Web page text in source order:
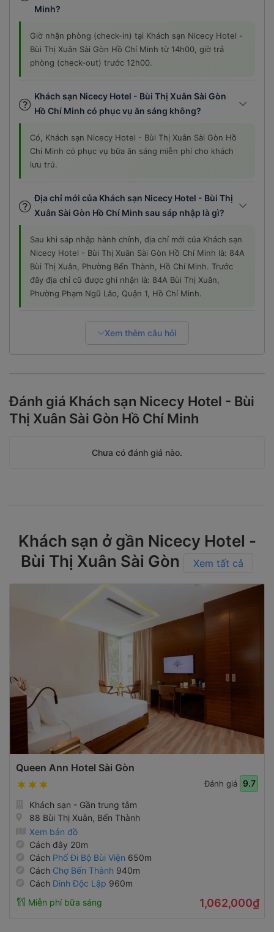
Minh?
Giờ nhận phòng (check-in) tại Khách sạn Nicecy Hotel -
Bùi Thị Xuân Sài Gòn Hồ Chí Minh từ 14h00, giờ trả
phòng (check-out) trước 12h00.
Khách sạn Nicecy Hotel - Bùi Thị Xuân Sài Gòn
Hồ Chí Minh có phục vụ ăn sáng không?
Có, Khách sạn Nicecy Hotel - Bùi Thị Xuân Sài Gòn Hồ
Chí Minh có phục vụ bữa ăn sáng miễn phí cho khách
lưu trú.
Địa chỉ mới của Khách sạn Nicecy Hotel - Bùi Thị
Xuân Sài Gòn Hồ Chí Minh sau sáp nhập là gì?
Sau khi sáp nhập hành chính, địa chỉ mới của Khách sạn
Nicecy Hotel - Bùi Thị Xuân Sài Gòn Hồ Chí Minh là: 84A
Bùi Thị Xuân, Phường Bến Thành, Hồ Chí Minh. Trước
đây địa chỉ cũ được ghi nhận là: 84A Bùi Thị Xuân,
Phường Phạm Ngũ Lão, Quận 1, Hồ Chí Minh.
Xem thêm câu hỏi
Đánh giá Khách sạn Nicecy Hotel - Bùi
Thị Xuân Sài Gòn Hồ Chí Minh
Chưa có đánh giá nào.
Khách sạn ở gần Nicecy Hotel -
Bùi Thị Xuân Sài Gòn
Xem tất cả
Queen Ann Hotel Sài Gòn
Đánh giá 9.7
Khách sạn - Gần trung tâm
88 Bùi Thị Xuân, Bến Thành
Xem bản đồ
Cách đây 20m
Cách Phố Đi Bộ Bùi Viện 650m
Cách Chợ Bến Thành 940m
Cách Dinh Độc Lập 960m
Miễn phí bữa sáng
1,062,000₫